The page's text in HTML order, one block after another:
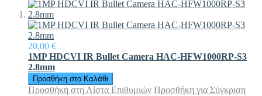
20,00 €
1MP HDCVI IR Bullet Camera HAC-HFW1000RP-S3
2.8mm
Προσθήκη στο Καλάθι
Προσθήκη στη Λίστα Επιθυμιών Προσθήκη για Σύγκριση